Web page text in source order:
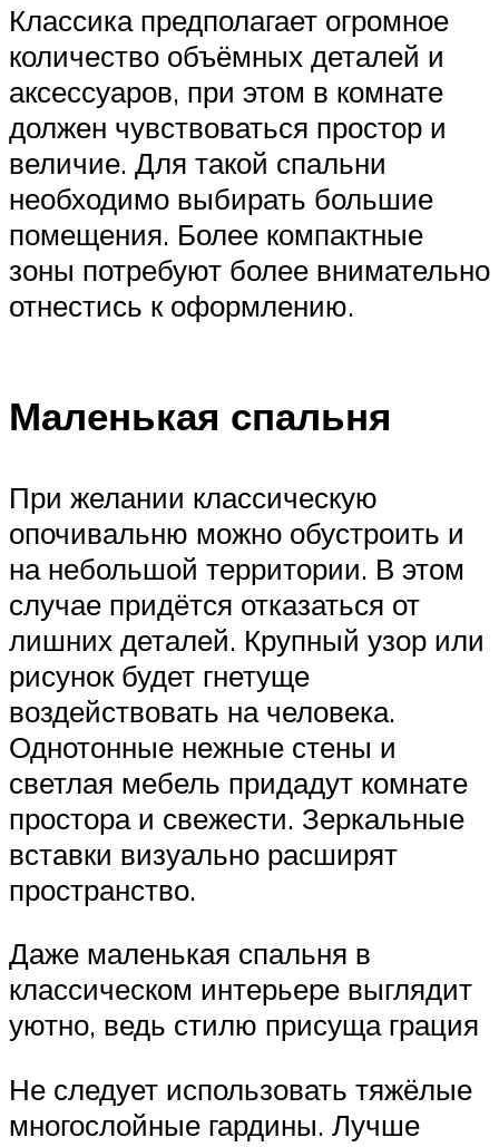
Классика предполагает огромное
количество объёмных деталей и
аксессуаров, при этом в комнате
должен чувствоваться простор и
величие. Для такой спальни
необходимо выбирать большие
помещения. Более компактные
зоны потребуют более внимательно
отнестись к оформлению.
Маленькая спальня
При желании классическую
опочивальню можно обустроить и
на небольшой территории. В этом
случае придётся отказаться от
лишних деталей. Крупный узор или
рисунок будет гнетуще
воздействовать на человека.
Однотонные нежные стены и
светлая мебель придадут комнате
простора и свежести. Зеркальные
вставки визуально расширят
пространство.
Даже маленькая спальня в
классическом интерьере выглядит
уютно, ведь стилю присуща грация
Не следует использовать тяжёлые
многослойные гардины. Лучше